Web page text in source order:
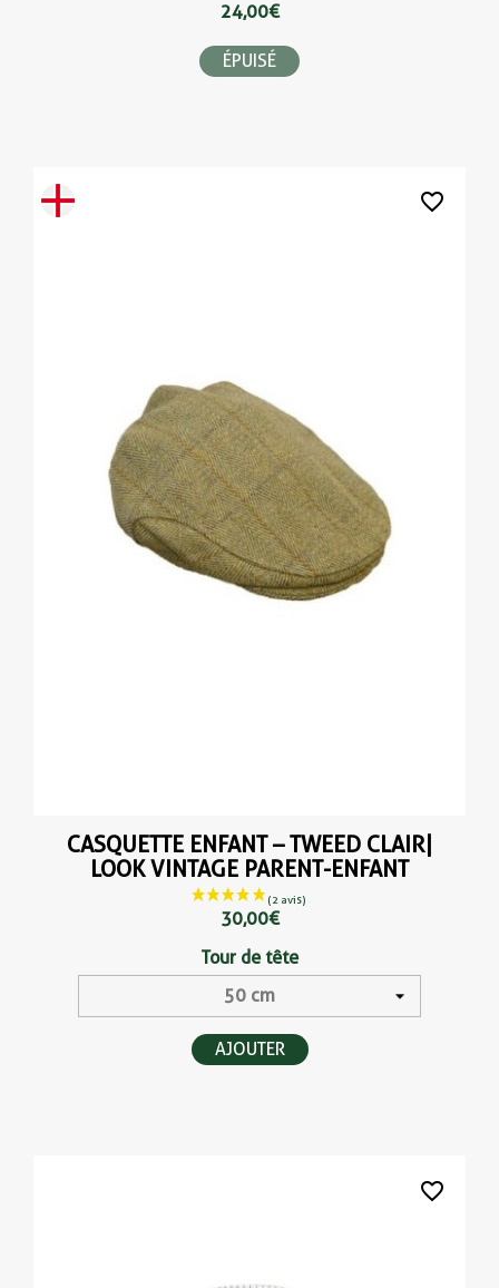
24,00 €
ÉPUISÉ
CASQUETTE ENFANT – TWEED CLAIR|
LOOK VINTAGE PARENT-ENFANT
30,00 €
Tour de tête
AJOUTER
favorite_border
favorite_border